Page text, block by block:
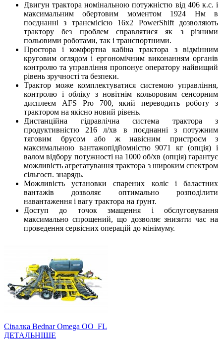
Двигун трактора номінальною потужністю від 406 к.с. і
максимальним обертовим моментом 1924 Нм в
поєднанні з трансмісією 16х2 PowerShift дозволяють
трактору без проблем справлятися як з різними
польовими роботами, так і транспортними.
Простора і комфортна кабіна трактора з відмінним
круговим оглядом і ергономічним виконанням органів
контролю та управління пропонує оператору найвищий
рівень зручності та безпеки.
Трактор може комплектуватися системою управління,
контролю і обліку з новітнім кольоровим сенсорним
дисплеєм AFS Pro 700, який переводить роботу з
трактором на якісно новий рівень.
Дистанційна гідравлічна система трактора з
продуктивністю 216 л/хв в поєднанні з потужним
тяговим брусом або ж навісним пристроєм з
максимальною вантажопідйомністю 9071 кг (опція) і
валом відбору потужності на 1000 об/хв (опція) гарантує
можливість агрегатування трактора з широким спектром
сільгосп. знарядь.
Можливість установки спарених коліс і баластних
вантажів дозволяє оптимально розподілити
навантаження і вагу трактора на ґрунт.
Доступ до точок змащення і обслуговування
максимально спрощений, що дозволяє знизити час на
проведення сервісних операцій до мінімуму.
Сівалка Bednar Omega OO_FL
ДЕТАЛЬНІШЕ